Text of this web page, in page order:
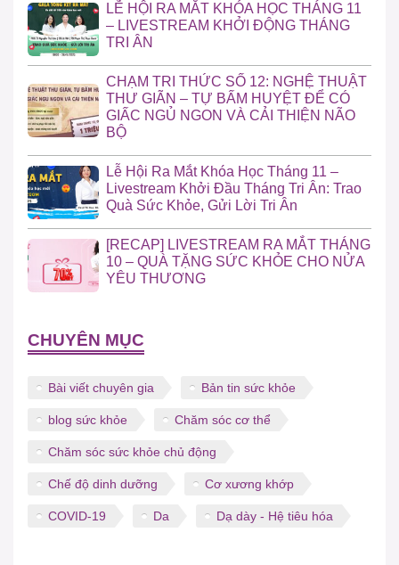
LỄ HỘI RA MẮT KHÓA HỌC THÁNG 11
– LIVESTREAM KHỞI ĐỘNG THÁNG
TRI ÂN
CHẠM TRI THỨC SỐ 12: NGHỆ THUẬT
THƯ GIÃN – TỰ BẤM HUYỆT ĐỂ CÓ
GIẤC NGỦ NGON VÀ CẢI THIỆN NÃO
BỘ
Lễ Hội Ra Mắt Khóa Học Tháng 11 –
Livestream Khởi Đầu Tháng Tri Ân: Trao
Quà Sức Khỏe, Gửi Lời Tri Ân
[RECAP] LIVESTREAM RA MẮT THÁNG
10 – QUÀ TẶNG SỨC KHỎE CHO NỬA
YÊU THƯƠNG
CHUYÊN MỤC
Bài viết chuyên gia Bản tin sức khỏe
blog sức khỏe Chăm sóc cơ thể
Chăm sóc sức khỏe chủ động
Chế độ dinh dưỡng Cơ xương khớp
COVID-19 Da Dạ dày - Hệ tiêu hóa